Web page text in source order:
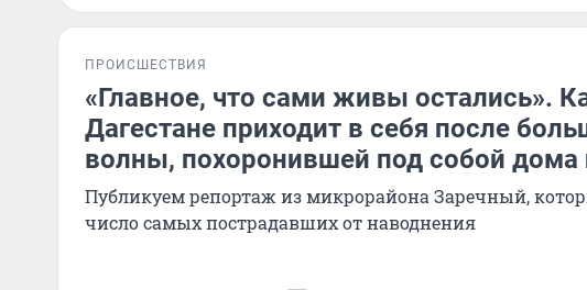
ПРОИСШЕСТВИЯ
«Главное, что сами живы остались».
Дагестане приходит в себя после
волны, похоронившей под собой дома
Публикуем репортаж из микрорайона Заречный,
число самых пострадавших от наводнения